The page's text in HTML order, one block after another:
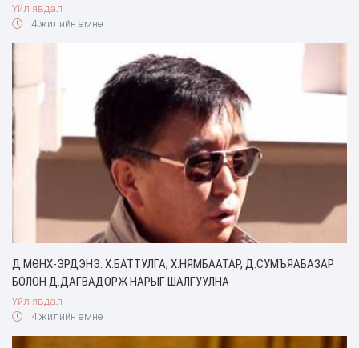
Үйл явдал
4 жилийн өмнө
Д.МӨНХ-ЭРДЭНЭ: Х.БАТТУЛГА, Х.НЯМБААТАР, Д.СУМЪЯАБАЗАР
БОЛОН Д.ДАГВАДОРЖ НАРЫГ ШАЛГУУЛНА
Үйл явдал
4 жилийн өмнө